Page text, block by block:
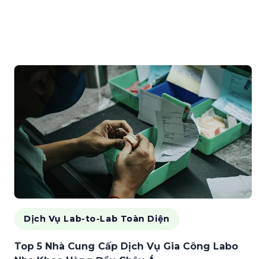
Dịch Vụ Lab-to-Lab Toàn Diện
Top 5 Nhà Cung Cấp Dịch Vụ Gia Công Labo